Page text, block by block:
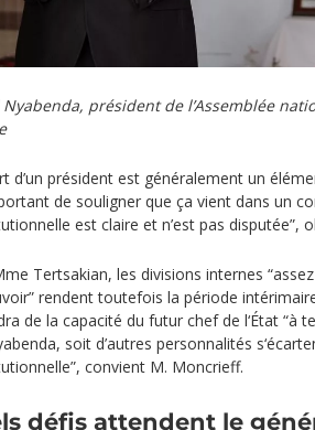
Nyabenda, président de l’Assemblée
d’un président est généralement un
de souligner que ça vient dans un
est claire et n’est pas disputée”,
Tertsakian, les divisions internes
rendent toutefois la période
de la capacité du futur chef de l‘État “à
soit d’autres personnalités
convient M. Moncrieff.
défis attendent le